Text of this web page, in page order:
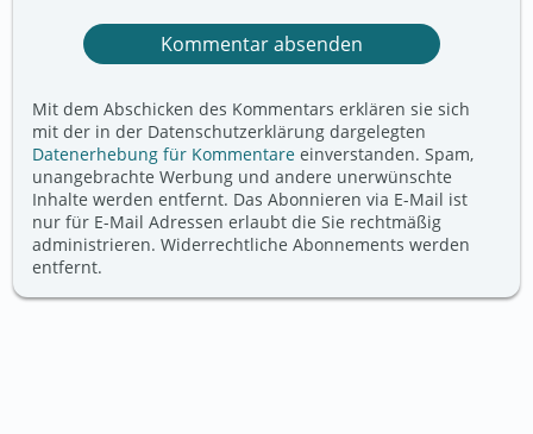
Mit dem Abschicken des Kommentars erklären sie sich
mit der in der Datenschutzerklärung dargelegten
Datenerhebung für Kommentare einverstanden. Spam,
unangebrachte Werbung und andere unerwünschte
Inhalte werden entfernt. Das Abonnieren via E-Mail ist
nur für E-Mail Adressen erlaubt die Sie rechtmäßig
administrieren. Widerrechtliche Abonnements werden
entfernt.